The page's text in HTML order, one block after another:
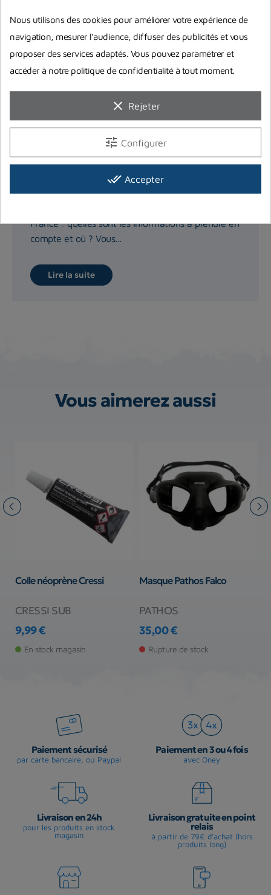
Règlementation chasse sous-marine
France : quelles sont les informations à prendre en
compte et où ? Vous...
Lire la suite
Vous aimerez aussi
Colle néoprène Cressi
CRESSI SUB
Prix
9,99 €
En stock magasin
Masque Pathos Falco
PATHOS
Prix
35,00 €
Rupture de stock
Paiement sécurisé
par carte bancaire, ou Paypal
Paiement en 3 ou 4 fois
avec Oney
Livraison en 24h
pour les produits en stock
magasin
Livraison gratuite en point
relais
à partir de 79€ d'achat (hors
produits long)
Nous utilisons des cookies pour améliorer votre expérience de
navigation, mesurer l’audience, diffuser des publicités et vous
proposer des services adaptés. Vous pouvez paramétrer et
accéder à notre politique de confidentialité à tout moment.
clear Rejeter
tune Configurer
done_all Accepter